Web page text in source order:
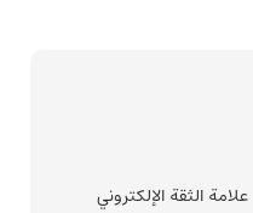
علامة الثقة الإلكتروني